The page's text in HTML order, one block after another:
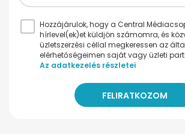
Hozzájárulok, hogy a Central
hírlevel(ek)et küldjön számomra, és
üzletszerzési céllal megkeressen az
elérhetőségeimen saját vagy üzleti
Az adatkezelés részletei